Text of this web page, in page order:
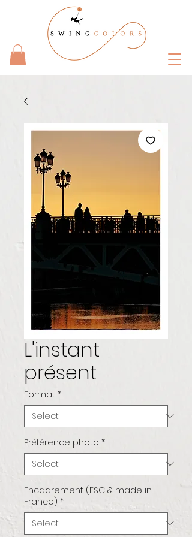
L'instant
présent
Format *
Préférence photo *
Encadrement (FSC & made in
France) *